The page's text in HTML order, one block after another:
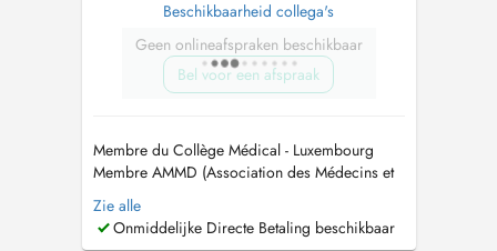
Beschikbaarheid collega's
Geen onlineafspraken beschikbaar
Bel voor een afspraak
Membre du Collège Médical - Luxembourg
Membre AMMD (Association des Médecins et
Médecins Dentistes) - Luxembourg. Membre
OMD (Ordem dos Médicos Dentistas) -
Portugal Membre Médecins Confédération
Zie alle
Onmiddelijke Directe Betaling beschikbaar